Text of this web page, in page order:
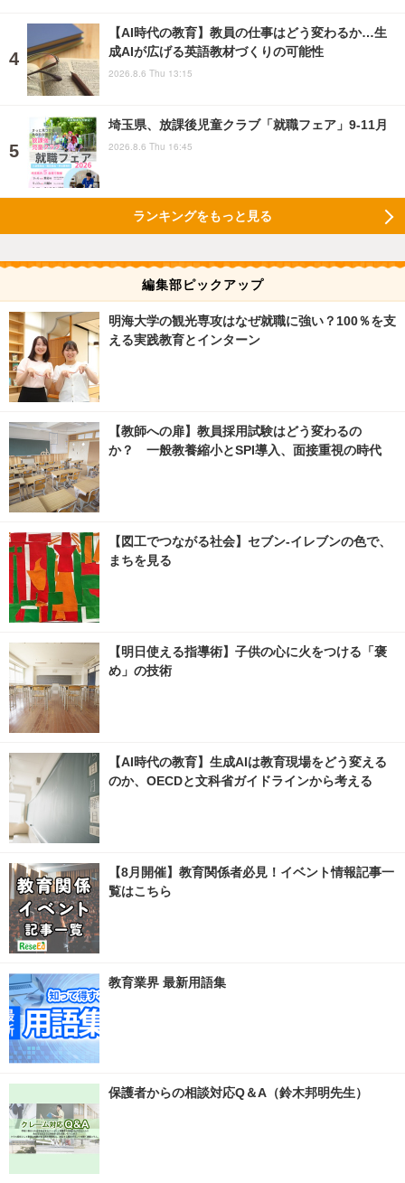
【AI時代の教育】教員の仕事はどう変わるか…生
成AIが広げる英語教材づくりの可能性
2026.8.6 Thu 13:15
埼玉県、放課後児童クラブ「就職フェア」9-11月
2026.8.6 Thu 16:45
ランキングをもっと見る
編集部ピックアップ
明海大学の観光専攻はなぜ就職に強い？100％を支
える実践教育とインターン
【教師への扉】教員採用試験はどう変わるの
か？ 一般教養縮小とSPI導入、面接重視の時代
【図工でつながる社会】セブン‐イレブンの色で、
まちを見る
【明日使える指導術】子供の心に火をつける「褒
め」の技術
【AI時代の教育】生成AIは教育現場をどう変える
のか、OECDと文科省ガイドラインから考える
【8月開催】教育関係者必見！イベント情報記事一
覧はこちら
教育業界 最新用語集
保護者からの相談対応Q＆A（鈴木邦明先生）